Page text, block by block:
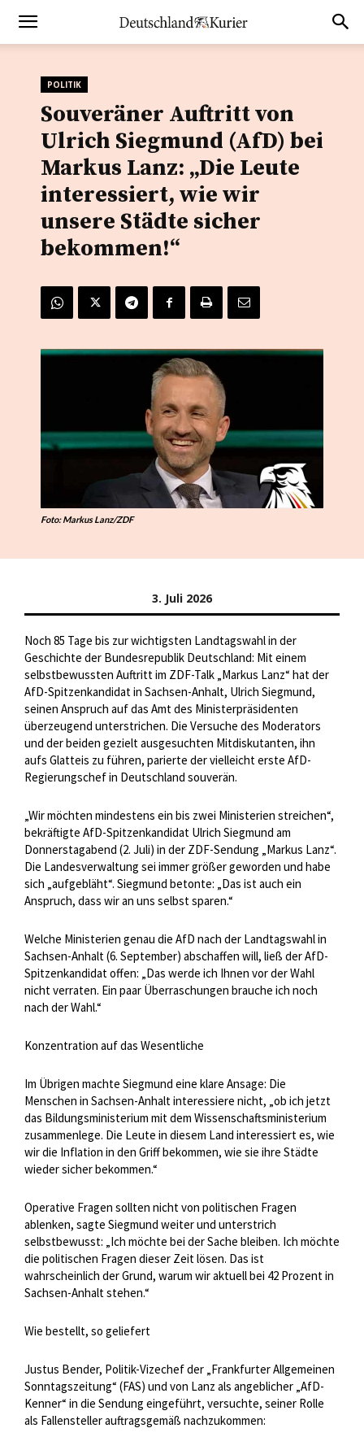
POLITIK
Souveräner Auftritt von
Ulrich Siegmund (AfD) bei
Markus Lanz: „Die Leute
interessiert, wie wir
unsere Städte sicher
bekommen!“
Foto: Markus Lanz/ZDF
3. Juli 2026
Noch 85 Tage bis zur wichtigsten Landtagswahl in der
Geschichte der Bundesrepublik Deutschland: Mit einem
selbstbewussten Auftritt im ZDF-Talk „Markus Lanz“ hat der
AfD-Spitzenkandidat in Sachsen-Anhalt, Ulrich Siegmund,
seinen Anspruch auf das Amt des Ministerpräsidenten
überzeugend unterstrichen. Die Versuche des Moderators
und der beiden gezielt ausgesuchten Mitdiskutanten, ihn
aufs Glatteis zu führen, parierte der vielleicht erste AfD-
Regierungschef in Deutschland souverän.
„Wir möchten mindestens ein bis zwei Ministerien streichen“,
bekräftigte AfD-Spitzenkandidat Ulrich Siegmund am
Donnerstagabend (2. Juli) in der ZDF-Sendung „Markus Lanz“.
Die Landesverwaltung sei immer größer geworden und habe
sich „aufgebläht“. Siegmund betonte: „Das ist auch ein
Anspruch, dass wir an uns selbst sparen.“
Welche Ministerien genau die AfD nach der Landtagswahl in
Sachsen-Anhalt (6. September) abschaffen will, ließ der AfD-
Spitzenkandidat offen: „Das werde ich Ihnen vor der Wahl
nicht verraten. Ein paar Überraschungen brauche ich noch
nach der Wahl.“
Konzentration auf das Wesentliche
Im Übrigen machte Siegmund eine klare Ansage: Die
Menschen in Sachsen-Anhalt interessiere nicht, „ob ich jetzt
das Bildungsministerium mit dem Wissenschaftsministerium
zusammenlege. Die Leute in diesem Land interessiert es, wie
wir die Inflation in den Griff bekommen, wie sie ihre Städte
wieder sicher bekommen.“
Operative Fragen sollten nicht von politischen Fragen
ablenken, sagte Siegmund weiter und unterstrich
selbstbewusst: „Ich möchte bei der Sache bleiben. Ich möchte
die politischen Fragen dieser Zeit lösen. Das ist
wahrscheinlich der Grund, warum wir aktuell bei 42 Prozent in
Sachsen-Anhalt stehen.“
Wie bestellt, so geliefert
Justus Bender, Politik-Vizechef der „Frankfurter Allgemeinen
Sonntagszeitung“ (FAS) und von Lanz als angeblicher „AfD-
Kenner“ in die Sendung eingeführt, versuchte, seiner Rolle
als Fallensteller auftragsgemäß nachzukommen: